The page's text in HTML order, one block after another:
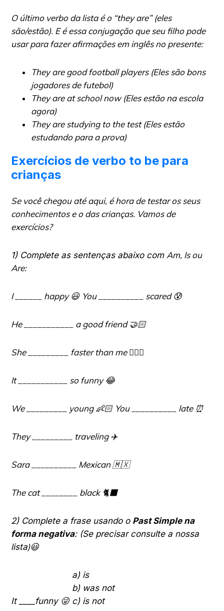
O último verbo da lista é o “they are” (eles
são/estão). E é essa conjugação que seu filho pode
usar para fazer afirmações em inglês no presente:
They are good football players (Eles são bons
jogadores de futebol)
They are at school now (Eles estão na escola
agora)
They are studying to the test (Eles estão
estudando para a prova)
Exercícios de verbo to be para
crianças
Se você chegou até aqui, é hora de testar os seus
conhecimentos e o das crianças. Vamos de
exercícios?
1) Complete as sentenças abaixo com Am, Isou
Are:
I ______ happy😃 You __________ scared😰
He ___________ a good friend🤝🏻
She _________ faster than me🏃🏻‍♀️
It ___________ so funny😂
We _________ young👶🏻 You __________ late ⏰
They _________ traveling✈️
Sara __________ Mexican🇲🇽
The cat ________ black 🐈‍⬛
2) Complete a frase usando o Past Simple na
forma negativa: (Se precisar consulte a nossa
lista)😃
It ____funny 😜
a) is
b) was not
c) is not